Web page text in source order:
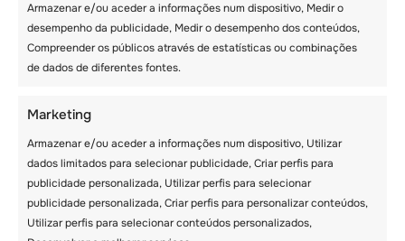
Armazenar e/ou aceder a informações num dispositivo, Medir o
desempenho da publicidade, Medir o desempenho dos conteúdos,
Compreender os públicos através de estatísticas ou combinações
de dados de diferentes fontes.
Marketing
Armazenar e/ou aceder a informações num dispositivo, Utilizar
dados limitados para selecionar publicidade, Criar perfis para
publicidade personalizada, Utilizar perfis para selecionar
publicidade personalizada, Criar perfis para personalizar conteúdos,
Utilizar perfis para selecionar conteúdos personalizados,